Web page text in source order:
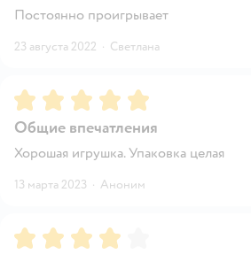
Постоянно проигрывает
23 августа 2022 · Светлана
Рейтинг:5
Общие впечатления
Хорошая игрушка. Упаковка целая
13 марта 2023 · Аноним
Рейтинг:4